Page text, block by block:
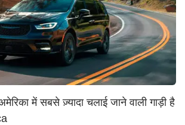
में सबसे ज़्यादा चलाई जाने वाली गाड़ी है